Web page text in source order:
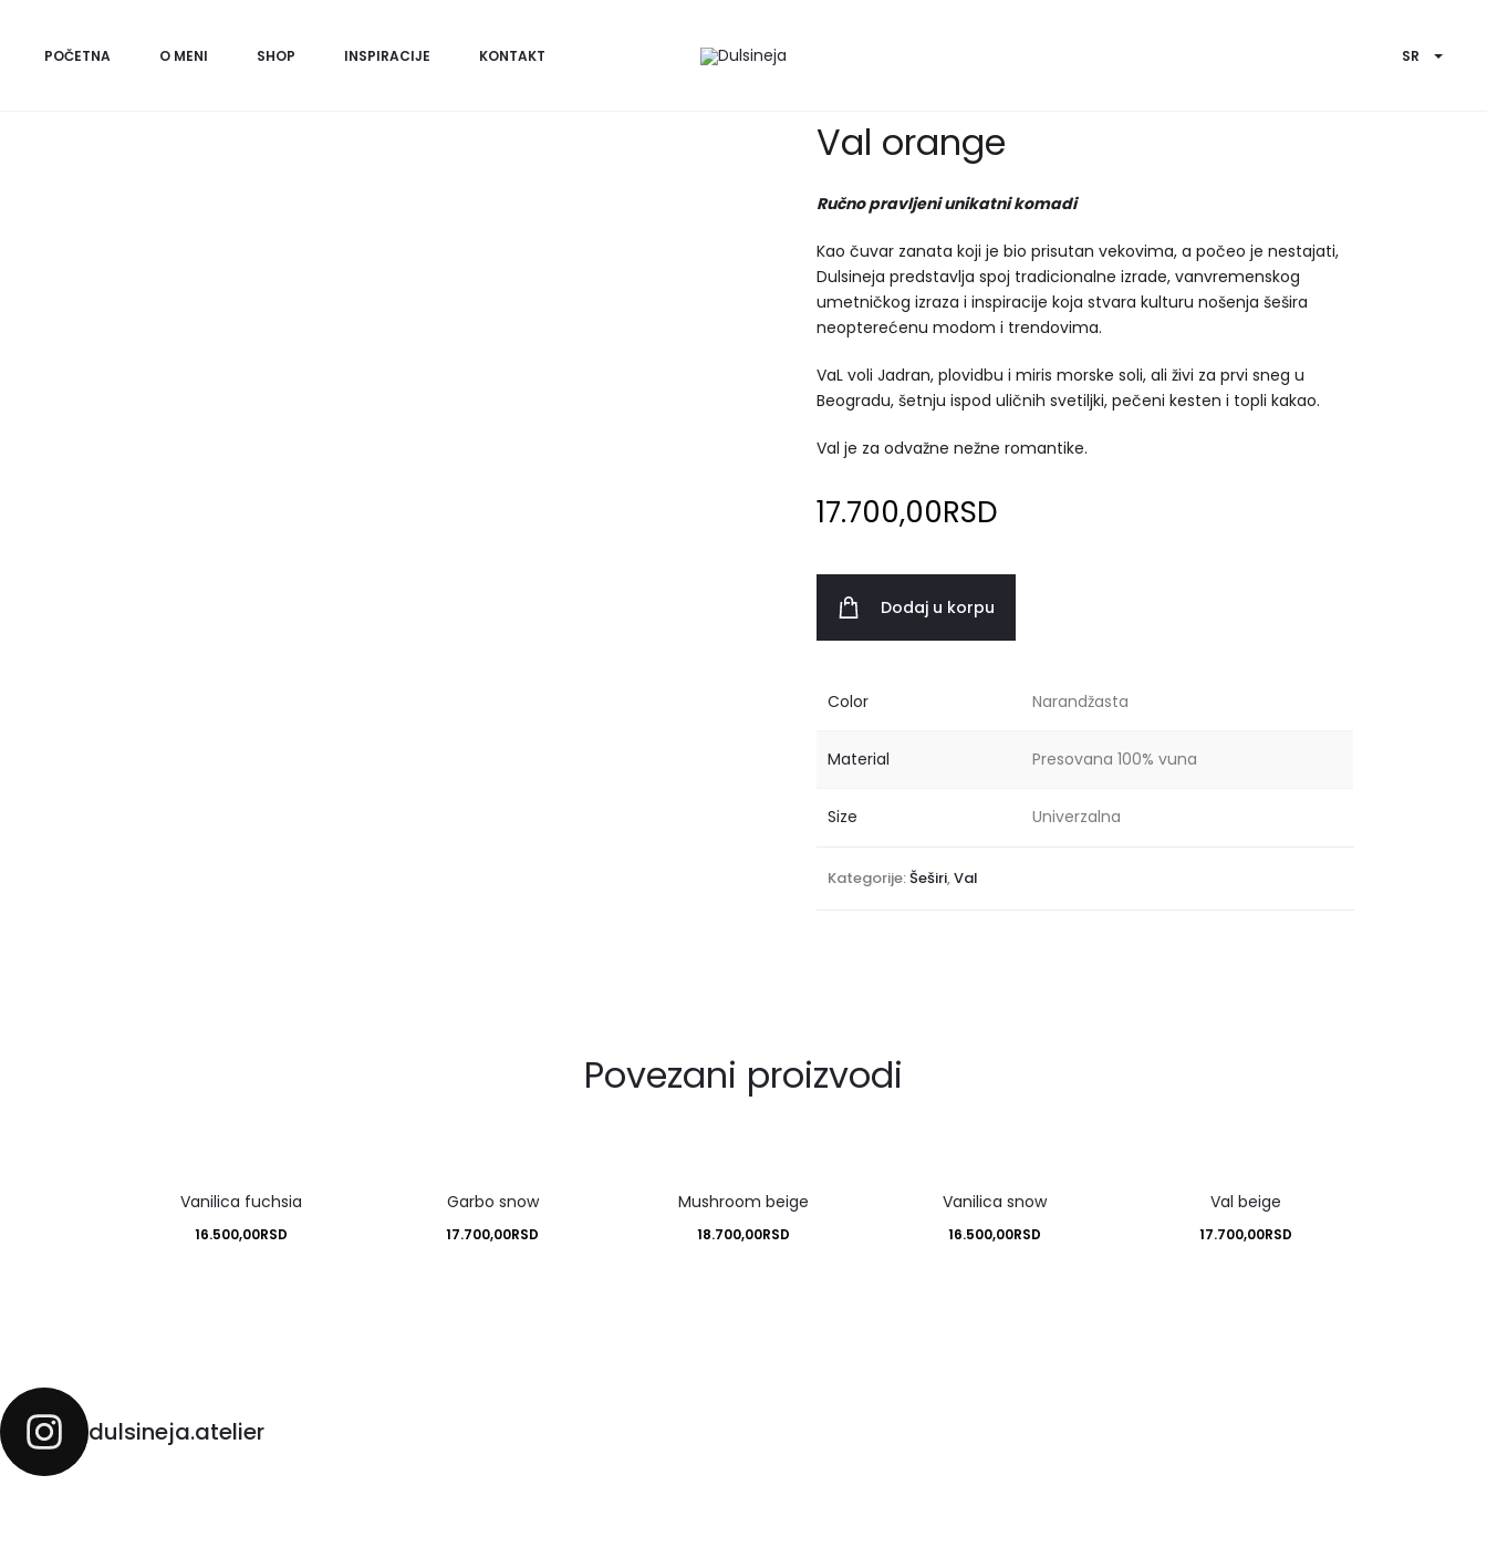
POČETNA O MENI SHOP INSPIRACIJE KONTAKT SR
Val orange
Ručno pravljeni unikatni komadi
Kao čuvar zanata koji je bio prisutan vekovima, a počeo je nestajati,
Dulsineja predstavlja spoj tradicionalne izrade, vanvremenskog
umetničkog izraza i inspiracije koja stvara kulturu nošenja šešira
neopterećenu modom i trendovima.
VaL voli Jadran, plovidbu i miris morske soli, ali živi za prvi sneg u
Beogradu, šetnju ispod uličnih svetiljki, pečeni kesten i topli kakao.
Val je za odvažne nežne romantike.
17.700,00RSD
Dodaj u korpu
Color Narandžasta
Material Presovana 100% vuna
Size Univerzalna
Kategorije:Šeširi,Val
Povezani proizvodi
Vanilica fuchsia
16.500,00RSD
Garbo snow
17.700,00RSD
Mushroom beige
18.700,00RSD
Vanilica snow
16.500,00RSD
Val beige
17.700,00RSD
dulsineja.atelier